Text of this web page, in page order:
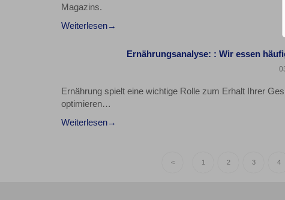
Magazins.
Weiterlesen
Ernährungsanalyse: : Wir essen
Ernährung spielt eine wichtige Rolle zum Erhalt Ihrer
optimieren…
Weiterlesen
< 1 2 3 4